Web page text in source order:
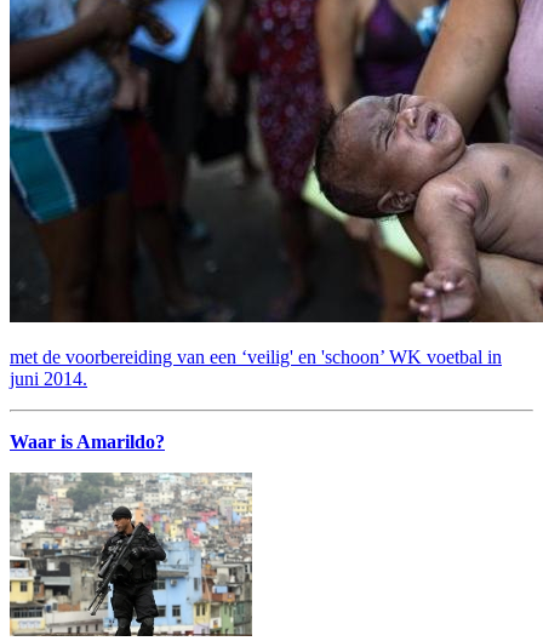
met de voorbereiding van een ‘veilig' en 'schoon’ WK voetbal in
juni 2014.
Waar is Amarildo?